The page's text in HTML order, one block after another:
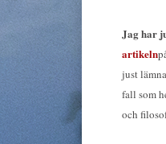
Jag har
artikeln
just
fall som
och